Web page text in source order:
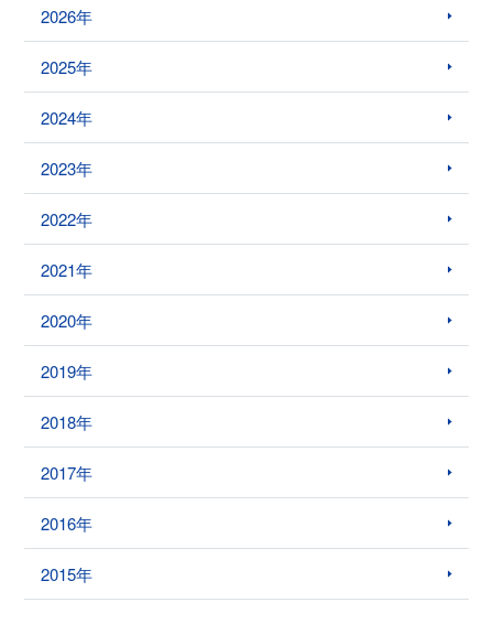
2026年
2025年
2024年
2023年
2022年
2021年
2020年
2019年
2018年
2017年
2016年
2015年